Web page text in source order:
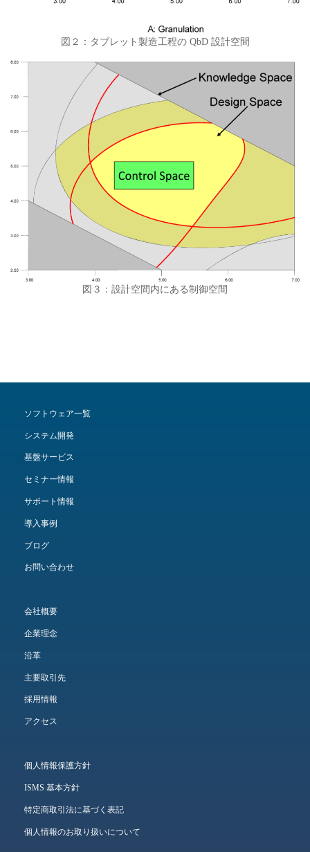
図２：タブレット製造工程の QbD 設計空間
図３：設計空間内にある制御空間
ソフトウェア一覧
システム開発
基盤サービス
セミナー情報
サポート情報
導入事例
ブログ
お問い合わせ
会社概要
企業理念
沿革
主要取引先
採用情報
アクセス
個人情報保護方針
ISMS 基本方針
特定商取引法に基づく表記
個人情報のお取り扱いについて